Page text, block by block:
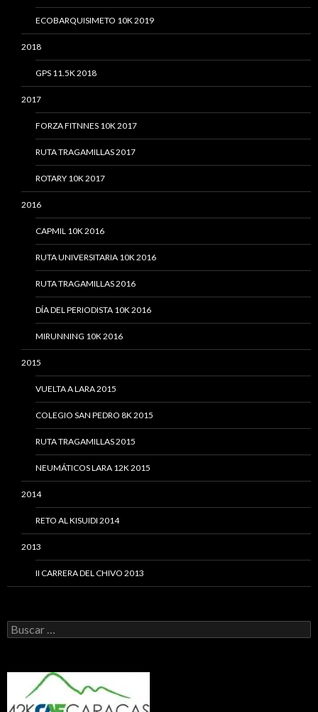
ECOBARQUISIMETO 10K 2019
2018
GPS 11.5K 2018
2017
FORZA FITNNES 10K 2017
RUTA TRAGAMILLAS 2017
ROTARY 10K 2017
2016
CAPMIL 10K 2016
RUTA UNIVERSITARIA 10K 2016
RUTA TRAGAMILLAS 2016
DÍA DEL PERIODISTA 10K 2016
MIRUNNING 10K 2016
2015
VUELTA A LARA 2015
COLEGIO SAN PEDRO 8K 2015
RUTA TRAGAMILLAS 2015
NEUMÁTICOS LARA 12K 2015
2014
RETO AL KISUIDI 2014
2013
II CARRERA DEL CHIVO 2013
Buscar: